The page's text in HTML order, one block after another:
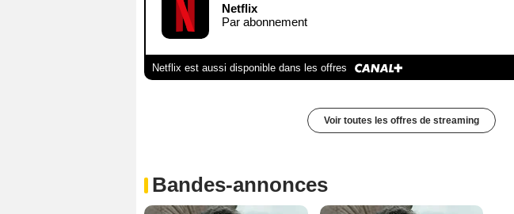
Netflix
Par abonnement
Netflix est aussi disponible dans les offres
Voir toutes les offres de streaming
Bandes-annonces